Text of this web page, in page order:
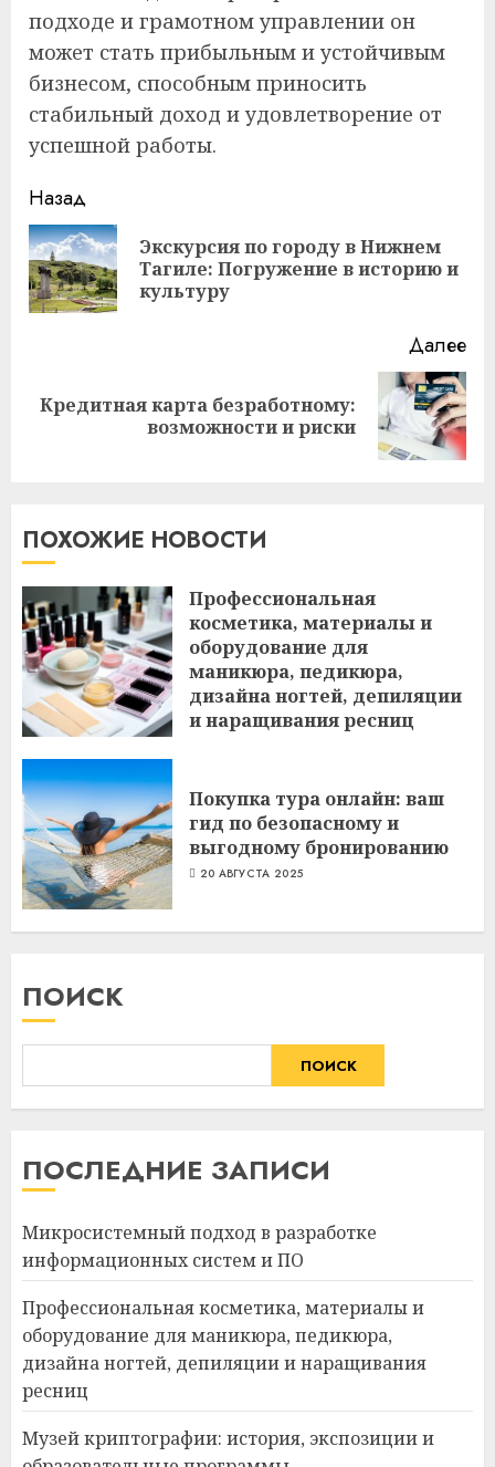
подходе и грамотном управлении он
может стать прибыльным и устойчивым
бизнесом, способным приносить
стабильный доход и удовлетворение от
успешной работы.
Продолжить
чтение
Назад
Экскурсия по городу в Нижнем
Тагиле: Погружение в историю и
культуру
Далее
Следующая
Кредитная карта безработному:
возможности и риски
ПОХОЖИЕ НОВОСТИ
Профессиональная
косметика, материалы и
оборудование для
маникюра, педикюра,
дизайна ногтей, депиляции
и наращивания ресниц
Покупка тура онлайн: ваш
гид по безопасному и
выгодному бронированию
20 АВГУСТА 2025
ПОИСК
ПОИСК
ПОСЛЕДНИЕ ЗАПИСИ
Микросистемный подход в разработке
информационных систем и ПО
Профессиональная косметика, материалы и
оборудование для маникюра, педикюра,
дизайна ногтей, депиляции и наращивания
ресниц
Музей криптографии: история, экспозиции и